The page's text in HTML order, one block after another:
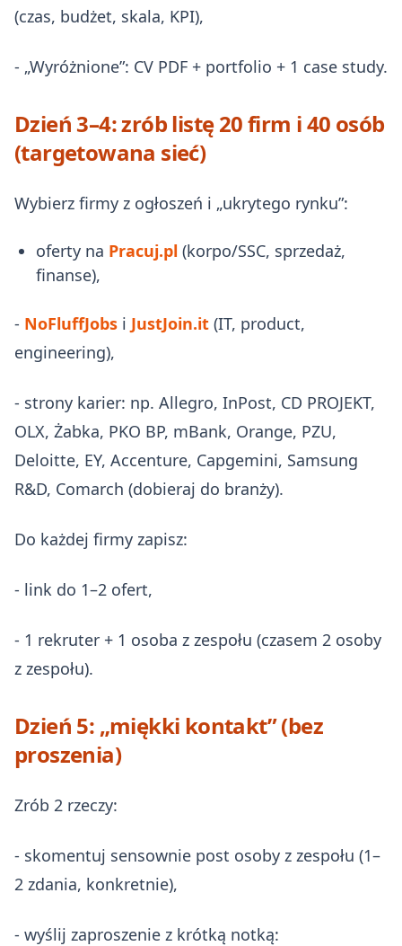
(czas, budżet, skala, KPI),
- „Wyróżnione”: CV PDF + portfolio + 1 case study.
Dzień 3–4: zrób listę 20 firm i 40 osób
(targetowana sieć)
Wybierz firmy z ogłoszeń i „ukrytego rynku”:
oferty na Pracuj.pl (korpo/SSC, sprzedaż,
finanse),
- NoFluffJobs i JustJoin.it (IT, product,
engineering),
- strony karier: np. Allegro, InPost, CD PROJEKT,
OLX, Żabka, PKO BP, mBank, Orange, PZU,
Deloitte, EY, Accenture, Capgemini, Samsung
R&D, Comarch (dobieraj do branży).
Do każdej firmy zapisz:
- link do 1–2 ofert,
- 1 rekruter + 1 osoba z zespołu (czasem 2 osoby
z zespołu).
Dzień 5: „miękki kontakt” (bez
proszenia)
Zrób 2 rzeczy:
- skomentuj sensownie post osoby z zespołu (1–
2 zdania, konkretnie),
- wyślij zaproszenie z krótką notką: